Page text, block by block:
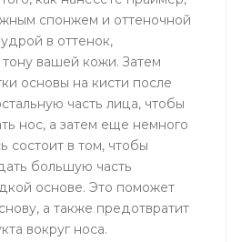
спонжем и оттеночной
в оттенок,
вашей кожи. Затем
основы на кисти после
часть лица, чтобы
нос, а затем еще немного
состоит в том, чтобы
большую часть
основе. Это поможет
а также предотвратит
вокруг носа.